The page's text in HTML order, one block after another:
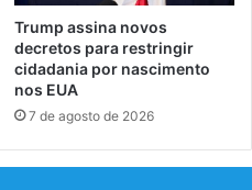
Trump assina novos
decretos para restringir
cidadania por nascimento
nos EUA
7 de agosto de 2026